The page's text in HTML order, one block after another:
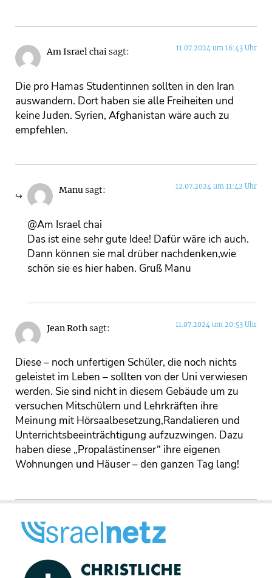
Am Israel chaisagt: 11.07.2024 um 16:43 Uhr
Die pro Hamas Studentinnen sollten in den Iran
auswandern. Dort haben sie alle Freiheiten und
keine Juden. Syrien, Afghanistan wäre auch zu
empfehlen.
Manusagt: 12.07.2024 um 11:42 Uhr
@Am Israel chai
Das ist eine sehr gute Idee! Dafür wäre ich auch.
Dann können sie mal drüber nachdenken,wie
schön sie es hier haben. Gruß Manu
Jean Rothsagt: 11.07.2024 um 20:53 Uhr
Diese – noch unfertigen Schüler, die noch nichts
geleistet im Leben – sollten von der Uni verwiesen
werden. Sie sind nicht in diesem Gebäude um zu
versuchen Mitschülern und Lehrkräften ihre
Meinung mit Hörsaalbesetzung,Randalieren und
Unterrichtsbeeinträchtigung aufzuzwingen. Dazu
haben diese „Propalästinenser“ ihre eigenen
Wohnungen und Häuser – den ganzen Tag lang!